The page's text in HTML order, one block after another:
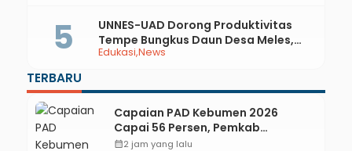
Edukasi News
UNNES-UAD Dorong Produktivitas
Tempe Bungkus Daun Desa Meles,
Bantu Mesin dan Pendampingan
TERBARU
Capaian PAD Kebumen 2026
Capai 56 Persen, Pemkab
Optimalkan Pajak dan Transaksi
calendar_month2 jam yang lalu